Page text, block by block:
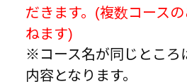
だきます。(複数コース
ねます)
※コース名が同じところ
内容となります。